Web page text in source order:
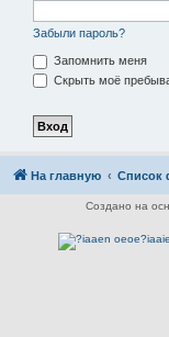
Забыли пароль?
Запомнить меня
Скрыть моё
На главную Список
Создано на